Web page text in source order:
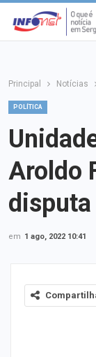
Principal Notícias
POLÍTICA
Aroldo
disputa
em 1 ago, 2022 10:41